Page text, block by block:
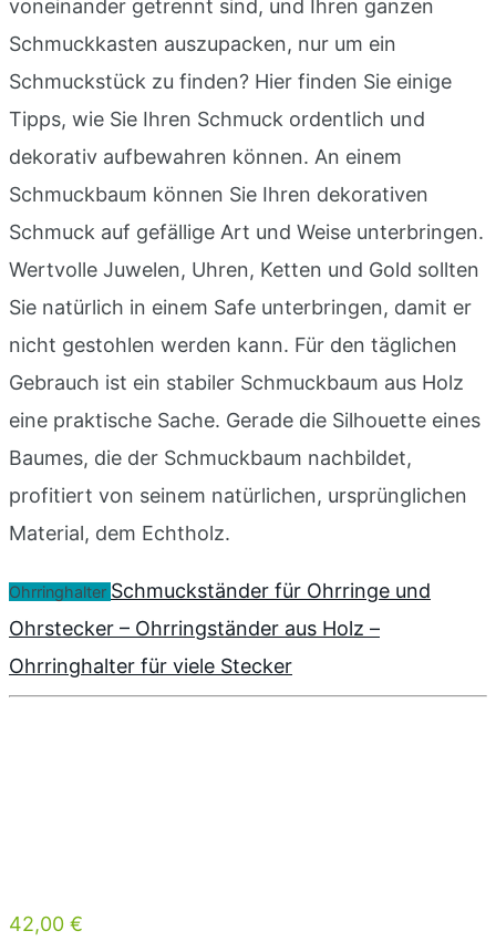
voneinander getrennt sind, und Ihren ganzen
Schmuckkasten auszupacken, nur um ein
Schmuckstück zu finden? Hier finden Sie einige
Tipps, wie Sie Ihren Schmuck ordentlich und
dekorativ aufbewahren können. An einem
Schmuckbaum können Sie Ihren dekorativen
Schmuck auf gefällige Art und Weise unterbringen.
Wertvolle Juwelen, Uhren, Ketten und Gold sollten
Sie natürlich in einem Safe unterbringen, damit er
nicht gestohlen werden kann. Für den täglichen
Gebrauch ist ein stabiler Schmuckbaum aus Holz
eine praktische Sache. Gerade die Silhouette eines
Baumes, die der Schmuckbaum nachbildet,
profitiert von seinem natürlichen, ursprünglichen
Material, dem Echtholz.
Ohrringhalter Schmuckständer für Ohrringe und
Ohrstecker – Ohrringständer aus Holz –
Ohrringhalter für viele Stecker
42,00 €